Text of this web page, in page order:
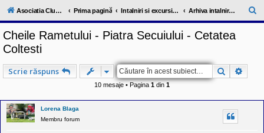
l
u
V
-
c
m
u
t
a
t
Asociatia ClubRV-RO Prima pagină Intalniri si excursii in cadrul comunitatii Arhiva intalniri 2015
ă
Cheile Rametului - Piatra Secuiului - Cetatea
Coltesti
Scrie răspuns Căutare
10 mesaje • Pagina 1 din 1
Lorena Blaga
Membru forum